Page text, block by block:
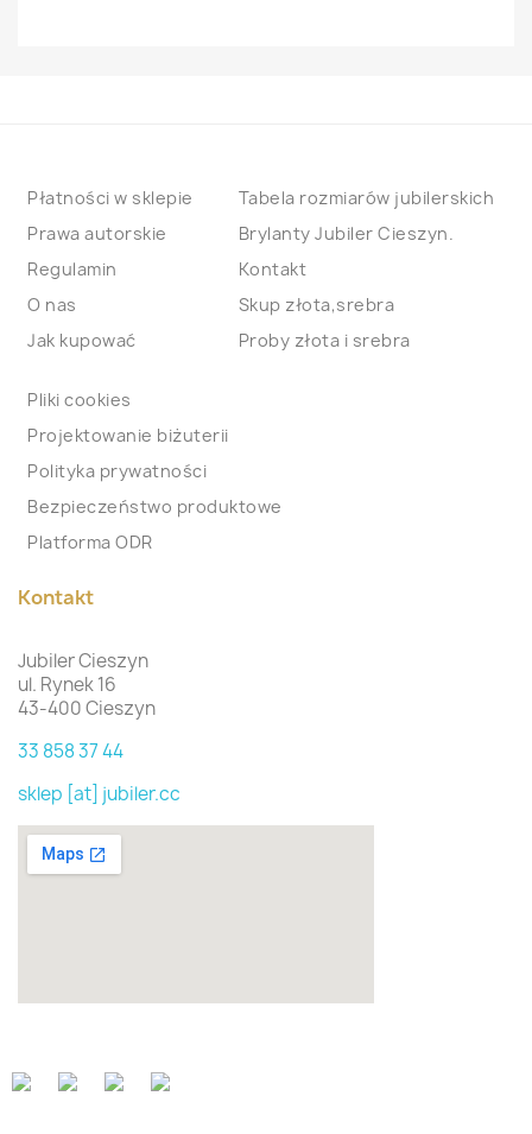
Płatności w sklepie
Prawa autorskie
Regulamin
O nas
Jak kupować
Tabela rozmiarów jubilerskich
Brylanty Jubiler Cieszyn.
Kontakt
Skup złota,srebra
Proby złota i srebra
Pliki cookies
Projektowanie biżuterii
Polityka prywatności
Bezpieczeństwo produktowe
Platforma ODR
Kontakt
Jubiler Cieszyn
ul. Rynek 16
43-400 Cieszyn
33 858 37 44
sklep [at] jubiler.cc